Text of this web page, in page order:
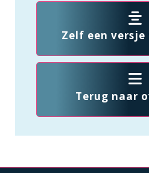
Zelf een
Terug naar